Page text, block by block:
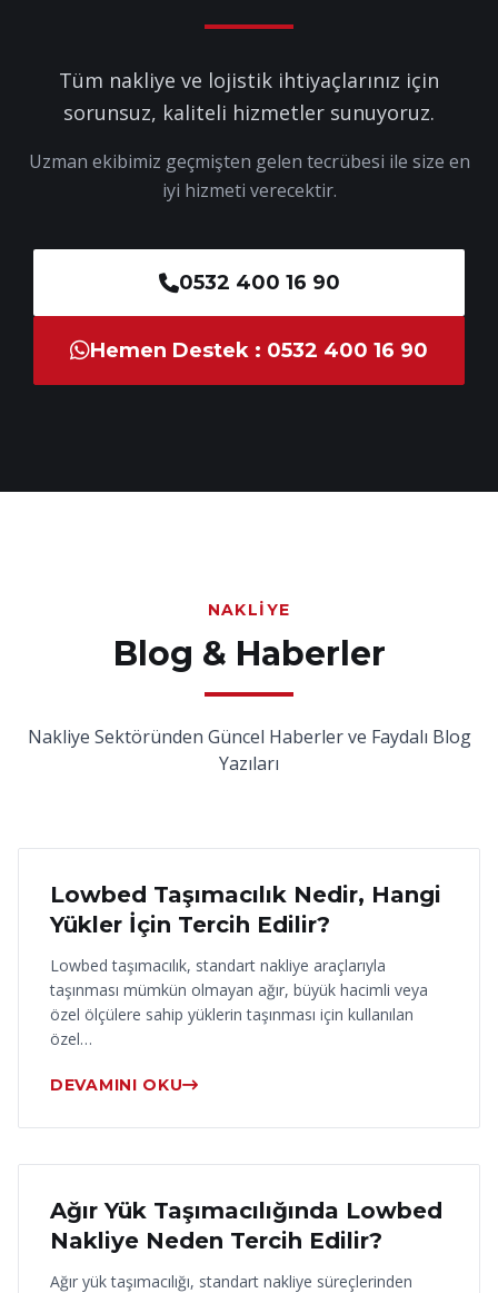
Tüm nakliye ve lojistik ihtiyaçlarınız için
sorunsuz, kaliteli hizmetler sunuyoruz.
Uzman ekibimiz geçmişten gelen tecrübesi ile size en
iyi hizmeti verecektir.
0532 400 16 90
Hemen Destek : 0532 400 16 90
NAKLIYE
Blog & Haberler
Nakliye Sektöründen Güncel Haberler ve Faydalı Blog
Yazıları
18 Haziran 2026
Lowbed Taşımacılık Nedir, Hangi
Yükler İçin Tercih Edilir?
Lowbed taşımacılık, standart nakliye araçlarıyla
taşınması mümkün olmayan ağır, büyük hacimli veya
özel ölçülere sahip yüklerin taşınması için kullanılan
özel…
DEVAMINI OKU
17 Haziran 2026
Ağır Yük Taşımacılığında Lowbed
Nakliye Neden Tercih Edilir?
Ağır yük taşımacılığı, standart nakliye süreçlerinden